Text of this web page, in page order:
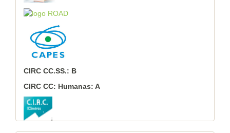
CIRC CC.SS.: B
CIRC CC: Humanas: A